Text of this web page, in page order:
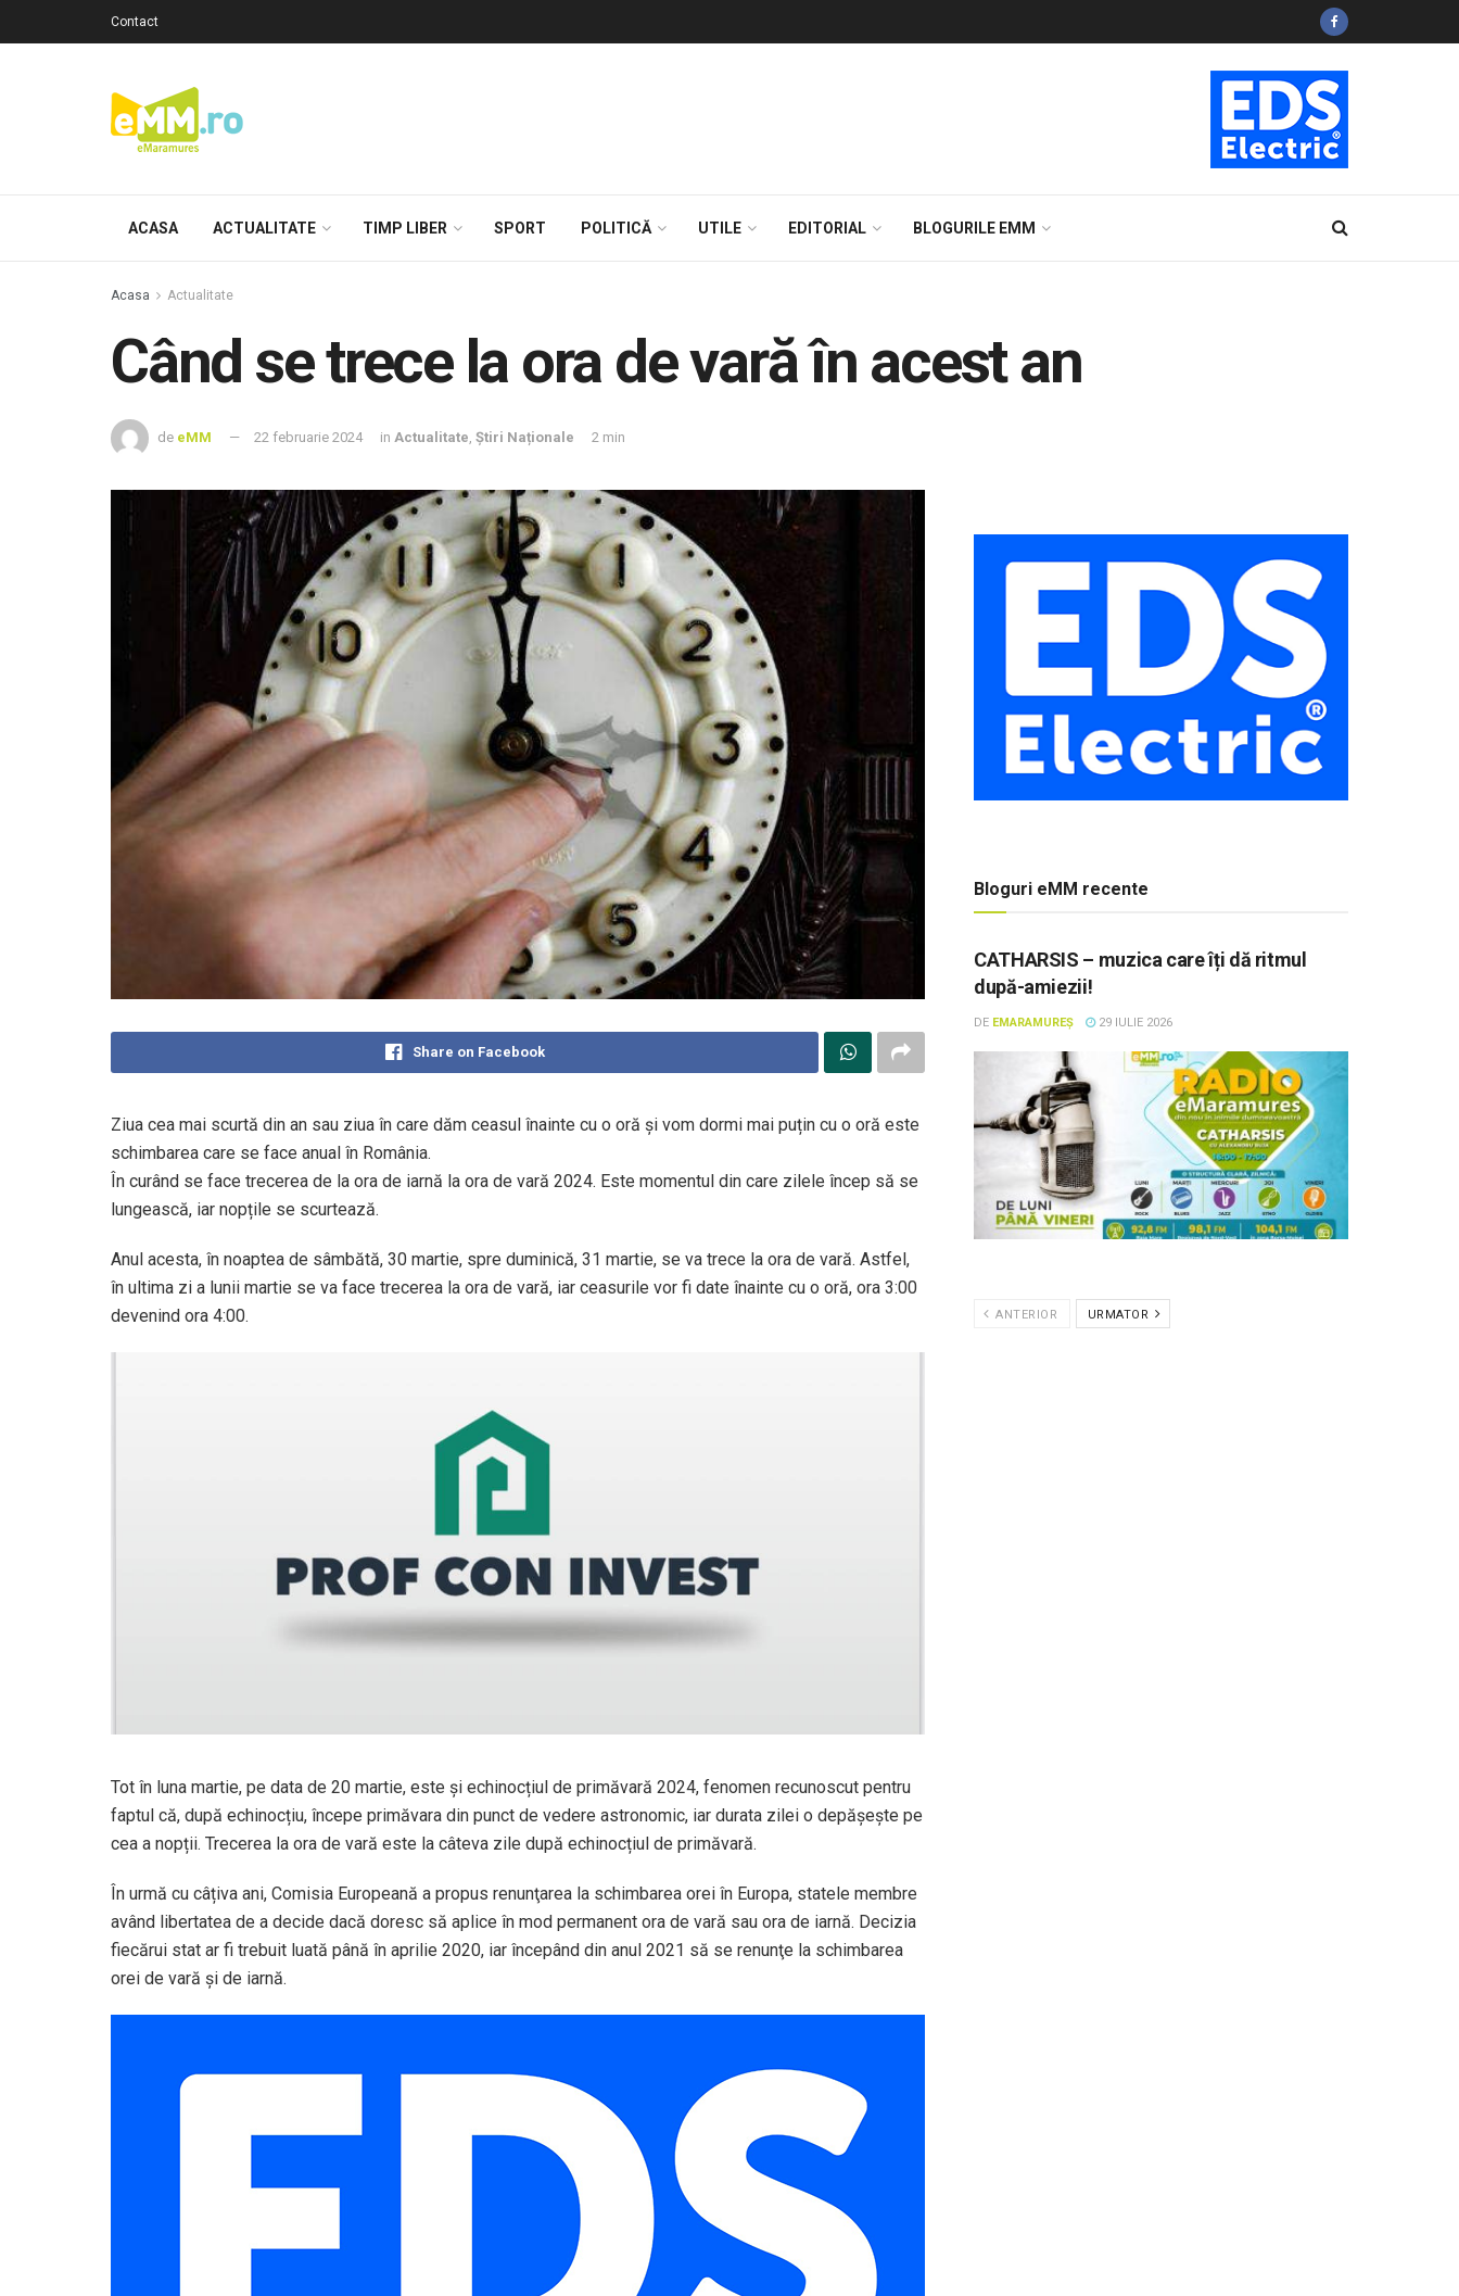
Contact
ACASA ACTUALITATE TIMP LIBER SPORT POLITICĂ UTILE EDITORIAL BLOGURILE EMM
Acasa Actualitate
Când se trece la ora de vară în acest an
de eMM 22 februarie 2024 in Actualitate, Știri Naționale 2 min
Share on Facebook
Ziua cea mai scurtă din an sau ziua în care dăm ceasul înainte cu o oră și vom dormi mai puțin cu o oră este
schimbarea care se face anual în România.
În curând se face trecerea de la ora de iarnă la ora de vară 2024. Este momentul din care zilele încep să se
lungească, iar nopțile se scurtează.
Anul acesta, în noaptea de sâmbătă, 30 martie, spre duminică, 31 martie, se va trece la ora de vară. Astfel,
în ultima zi a lunii martie se va face trecerea la ora de vară, iar ceasurile vor fi date înainte cu o oră, ora 3:00
devenind ora 4:00.
Tot în luna martie, pe data de 20 martie, este și echinocțiul de primăvară 2024, fenomen recunoscut pentru
faptul că, după echinocțiu, începe primăvara din punct de vedere astronomic, iar durata zilei o depășește pe
cea a nopții. Trecerea la ora de vară este la câteva zile după echinocțiul de primăvară.
În urmă cu câțiva ani, Comisia Europeană a propus renunţarea la schimbarea orei în Europa, statele membre
având libertatea de a decide dacă doresc să aplice în mod permanent ora de vară sau ora de iarnă. Decizia
fiecărui stat ar fi trebuit luată până în aprilie 2020, iar începând din anul 2021 să se renunţe la schimbarea
orei de vară şi de iarnă.
Bloguri eMM recente
CATHARSIS – muzica care îți dă ritmul
după-amiezii!
DE EMARAMUREȘ 29 IULIE 2026
ANTERIOR URMATOR